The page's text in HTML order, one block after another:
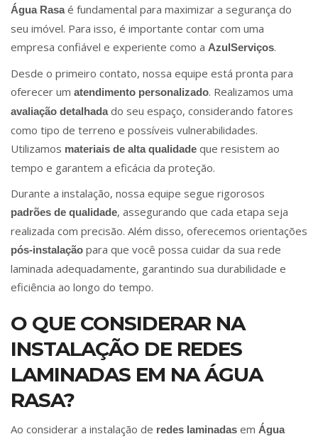
Água Rasaé fundamental para maximizar a segurança do
seu imóvel. Para isso, é importante contar com uma
empresa confiável e experiente como a AzulServiços.
Desde o primeiro contato, nossa equipe está pronta para
oferecer um atendimento personalizado. Realizamos uma
avaliação detalhadado seu espaço, considerando fatores
como tipo de terreno e possíveis vulnerabilidades.
Utilizamos materiais de alta qualidade que resistem ao
tempo e garantem a eficácia da proteção.
Durante a instalação, nossa equipe segue rigorosos
padrões de qualidade, assegurando que cada etapa seja
realizada com precisão. Além disso, oferecemos orientações
pós-instalação para que você possa cuidar da sua rede
laminada adequadamente, garantindo sua durabilidade e
eficiência ao longo do tempo.
O QUE CONSIDERAR NA
INSTALAÇÃO DE REDES
LAMINADAS EM NA ÁGUA
RASA?
Ao considerar a instalação de redes laminadas em Água